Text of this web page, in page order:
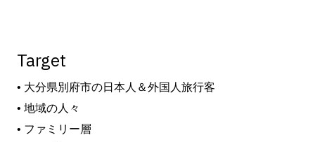
Target
• 大分県別府市の日本人＆外国人旅行客
• 地域の人々
• ファミリー層